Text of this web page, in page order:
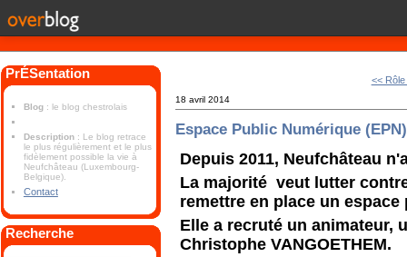
PrÉSentation
Blog : le blog chestrolais
Description : Le blog retrace
le plus régulièrement et le plus
fidèlement possible la vie à
Neufchâteau (Luxembourg-
Belgique).
Contact
Recherche
<<
18 avril 2014
Espace Public Numérique (EPN)
Depuis 2011, Neufchâteau
La majorité veut lutter
remettre en place un
Elle a recruté un animateur,
Christophe VANGOETHEM.